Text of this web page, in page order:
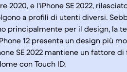
2020, e l'iPhone SE 2022,
a profili di utenti diversi.
principalmente per il design, la
12 presenta un design più
SE 2022 mantiene un fattore
con Touch ID.